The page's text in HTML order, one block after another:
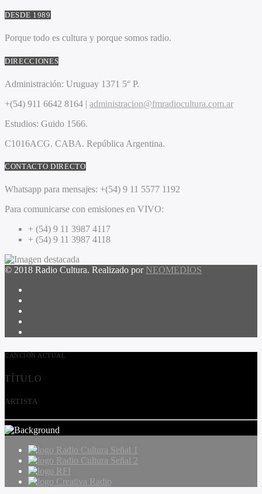
DESDE 1989
Porque todo es cultura y porque somos radio.
DIRECCIONES
Administración: Uruguay 1371 5° P.
+(54) 911 6642 8164 | administracion@fmradiocultura.com.ar
Estudios: Guido 1566.
C1016ACG. CABA. República Argentina.
CONTACTO DIRECTO
Whatsapp para mensajes: +(54) 9 11 5577 1192
Para comunicarse con emisiones en VIVO:
+ (54) 9 11 3987 4117
+ (54) 9 11 3987 4118
© 2018 Radio Cultura. Realizado por NEOMEDIOS
CANCIÓN ACTUAL
TÍTULO
ARTISTA
Radio Cultura Señal 1
Radio Cultura Señal 2
RFI
Creativa Radio